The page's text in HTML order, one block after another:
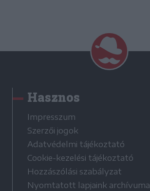
Hasznos
Impresszum
Szerzői jogok
Adatvédelmi tájékoztató
Cookie-kezelési tájékoztató
Hozzászólási szabályzat
Nyomtatott lapjaink archívuma